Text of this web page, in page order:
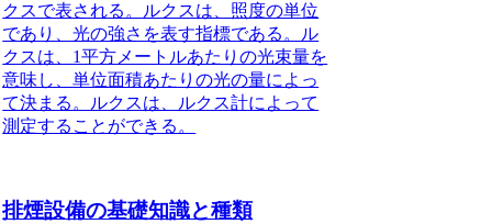
クスで表される。ルクスは、照度の単位
であり、光の強さを表す指標である。ル
クスは、1平方メートルあたりの光束量を
意味し、単位面積あたりの光の量によっ
て決まる。ルクスは、ルクス計によって
測定することができる。
排煙設備の基礎知識と種類